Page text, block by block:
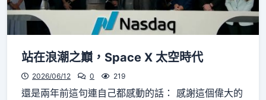
站在浪潮之巔，Space X 太空時代
2026/06/12 0 219
還是兩年前這句連自己都感動的話： 感謝這個偉大的